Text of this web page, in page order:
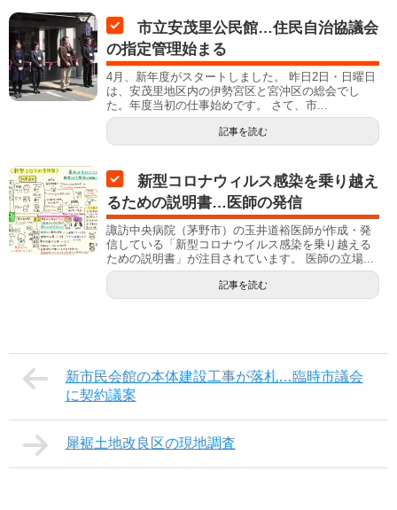
市立安茂里公民館…住民自治協議会
の指定管理始まる
4月、新年度がスタートしました。 昨日2日・日曜日
は、安茂里地区内の伊勢宮区と宮沖区の総会でし
た。年度当初の仕事始めです。 さて、市...
記事を読む
新型コロナウィルス感染を乗り越え
るための説明書…医師の発信
諏訪中央病院（茅野市）の玉井道裕医師が作成・発
信している「新型コロナウイルス感染を乗り越える
ための説明書」が注目されています。 医師の立場...
記事を読む
新市民会館の本体建設工事が落札…臨時市議会
に契約議案
犀裾土地改良区の現地調査